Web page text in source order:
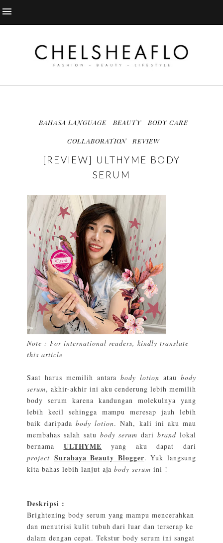
BAHASA LANGUAGE BEAUTY BODY CARE
COLLABORATION REVIEW
[REVIEW] ULTHYME BODY
SERUM
Note : For international readers, kindly translate
this article
Saat harus memilih antarabody lotion ataubody
serum, akhir-akhir ini aku cenderung lebih memilih
body serum karena kandungan molekulnya yang
lebih kecil sehingga mampu meresap jauh lebih
baik daripadabody lotion. Nah, kali ini aku mau
membahas salah satu body serum daribrand lokal
bernama ULTHYME yang aku dapat dari
project Surabaya Beauty Blogger. Yuk langsung
kita bahas lebih lanjut ajabody serum ini !
Deskripsi :
Brightening body serum yang mampu mencerahkan
dan menutrisi kulit tubuh dari luar dan terserap ke
dalam dengan cepat. Tekstur body serum ini sangat